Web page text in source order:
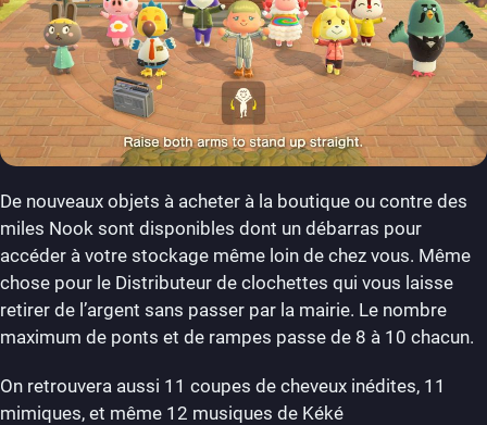
De nouveaux objets à acheter à la boutique ou contre des
miles Nook sont disponibles dont un débarras pour
accéder à votre stockage même loin de chez vous. Même
chose pour le Distributeur de clochettes qui vous laisse
retirer de l’argent sans passer par la mairie. Le nombre
maximum de ponts et de rampes passe de 8 à 10 chacun.
On retrouvera aussi 11 coupes de cheveux inédites, 11
mimiques, et même 12 musiques de Kéké